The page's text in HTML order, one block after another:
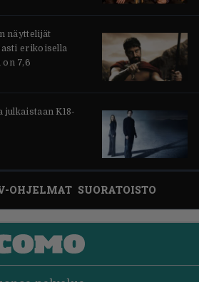
näyttelijät
erikoisella
7,6
julkaistaan K18-
OHJELMAT SUORATOISTO